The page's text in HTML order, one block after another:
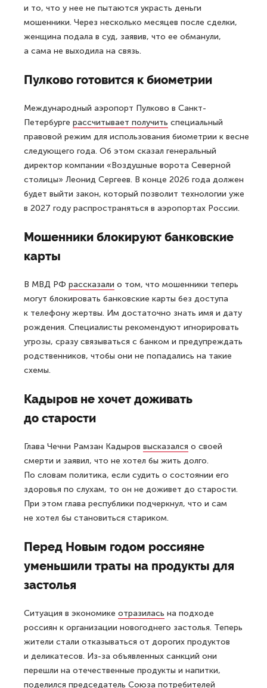
и то, что у нее не пытаются украсть деньги
мошенники. Через несколько месяцев после сделки,
женщина подала в суд, заявив, что ее обманули,
а сама не выходила на связь.
Пулково готовится к биометрии
Международный аэропорт Пулково в Санкт-
Петербурге рассчитывает получить специальный
правовой режим для использования биометрии к весне
следующего года. Об этом сказал генеральный
директор компании «Воздушные ворота Северной
столицы» Леонид Сергеев. В конце 2026 года должен
будет выйти закон, который позволит технологии уже
в 2027 году распространяться в аэропортах России.
Мошенники блокируют банковские
карты
В МВД РФ рассказали о том, что мошенники теперь
могут блокировать банковские карты без доступа
к телефону жертвы. Им достаточно знать имя и дату
рождения. Специалисты рекомендуют игнорировать
угрозы, сразу связываться с банком и предупреждать
родственников, чтобы они не попадались на такие
схемы.
Кадыров не хочет доживать
до старости
Глава Чечни Рамзан Кадыров высказался о своей
смерти и заявил, что не хотел бы жить долго.
По словам политика, если судить о состоянии его
здоровья по слухам, то он не доживет до старости.
При этом глава республики подчеркнул, что и сам
не хотел бы становиться стариком.
Перед Новым годом россияне
уменьшили траты на продукты для
застолья
Ситуация в экономике отразилась на подходе
россиян к организации новогоднего застолья. Теперь
жители стали отказываться от дорогих продуктов
и деликатесов. Из-за объявленных санкций они
перешли на отечественные продукты и напитки,
поделился председатель Союза потребителей